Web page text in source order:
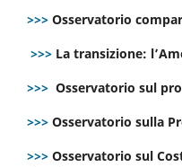
>>> Osservatorio
>>> La transizione:
>>> Osservatorio sul
>>> Osservatorio sulla
>>> Osservatorio sul